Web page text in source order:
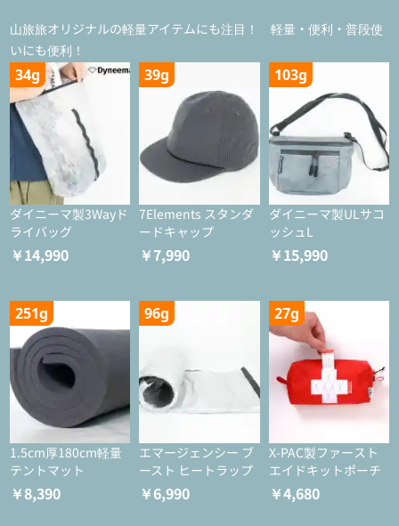
山旅旅オリジナルの軽量アイテムにも注目！ 軽量・便利・普段使
いにも便利！
34g
ダイニーマ製3Wayド
ライバッグ
￥14,990
39g
7Elements スタンダ
ードキャップ
￥7,990
103g
ダイニーマ製ULサコ
ッシュL
￥15,990
251g
1.5cm厚180cm軽量
テントマット
￥8,390
96g
エマージェンシー ブ
ースト ヒートラップ
￥6,990
27g
X-PAC製ファースト
エイドキットポーチ
￥4,680